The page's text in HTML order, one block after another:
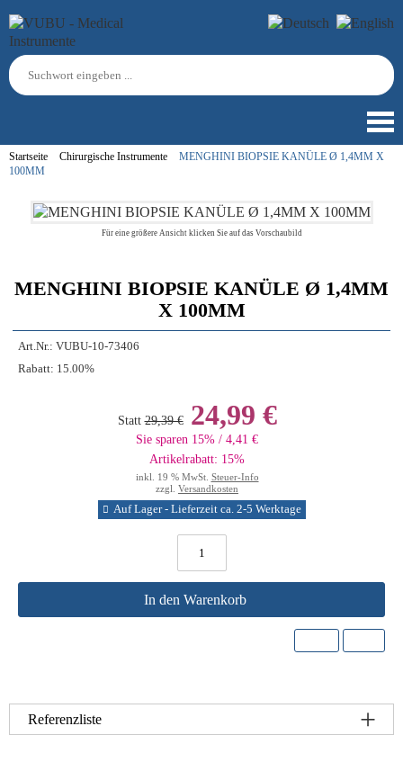
Startseite Chirurgische Instrumente
MENGHINI BIOPSIE KANÜLE Ø 1,4MM X
100MM
Für eine größere Ansicht klicken Sie auf das Vorschaubild
MENGHINI BIOPSIE KANÜLE Ø 1,4MM
X 100MM
Art.Nr.: VUBU-10-73406
Rabatt: 15.00%
Statt 29,39 €24,99 €
Sie sparen 15% / 4,41 €
Artikelrabatt: 15%
inkl. 19 % MwSt. Steuer-Info
zzgl. Versandkosten
Auf Lager - Lieferzeit ca. 2-5 Werktage
In den Warenkorb
Referenzliste